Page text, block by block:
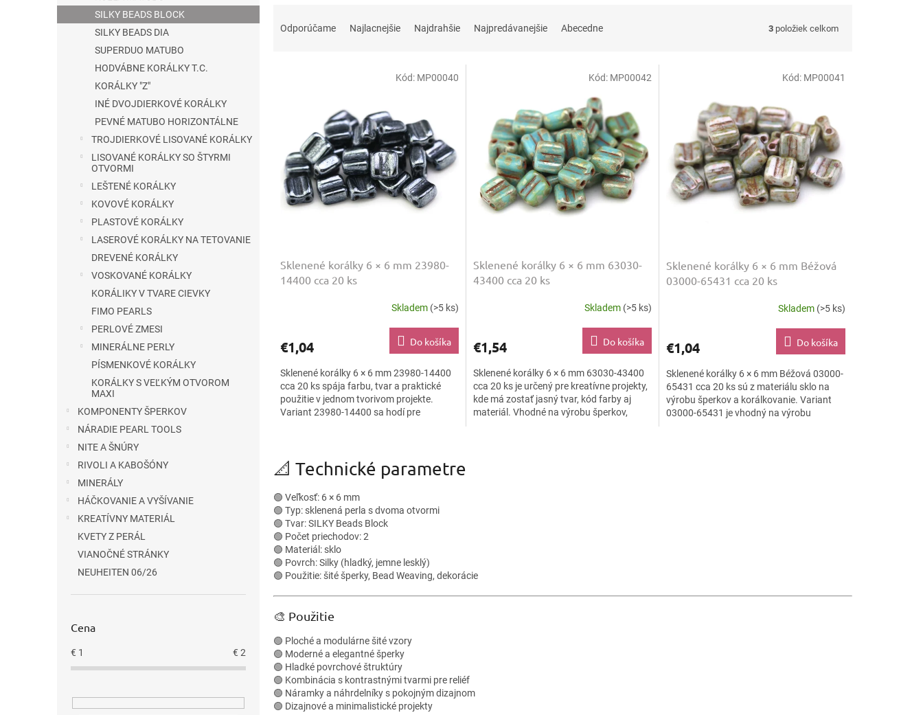
SILKY BEADS BLOCK
SILKY BEADS DIA
SUPERDUO MATUBO
HODVÁBNE KORÁLKY T.C.
KORÁLKY "Z"
INÉ DVOJDIERKOVÉ KORÁLKY
PEVNÉ MATUBO HORIZONTÁLNE
TROJDIERKOVÉ LISOVANÉ KORÁLKY
LISOVANÉ KORÁLKY SO ŠTYRMI
OTVORMI
LEŠTENÉ KORÁLKY
KOVOVÉ KORÁLKY
PLASTOVÉ KORÁLKY
LASEROVÉ KORÁLKY NA TETOVANIE
DREVENÉ KORÁLKY
VOSKOVANÉ KORÁLKY
KORÁLIKY V TVARE CIEVKY
FIMO PEARLS
PERLOVÉ ZMESI
MINERÁLNE PERLY
PÍSMENKOVÉ KORÁLKY
KORÁLKY S VEĽKÝM OTVOROM
MAXI
KOMPONENTY ŠPERKOV
NÁRADIE PEARL TOOLS
NITE A ŠNÚRY
RIVOLI A KABOŠÓNY
MINERÁLY
HÁČKOVANIE A VYŠÍVANIE
KREATÍVNY MATERIÁL
KVETY Z PERÁL
VIANOČNÉ STRÁNKY
NEUHEITEN 06/26
Cena
€ 1 € 2
Odporúčame Najlacnejšie Najdrahšie Najpredávanejšie Abecedne 3 položiek celkom
Sklenené korálky 6 × 6 mm 23980-
14400 cca 20 ks
Skladem (>5 ks)
€1,04 Do košíka
Sklenené korálky 6 × 6 mm 23980-14400
cca 20 ks spája farbu, tvar a praktické
použitie v jednom tvorivom projekte.
Variant 23980-14400 sa hodí pre
Kód: MP00040
Sklenené korálky 6 × 6 mm 63030-
43400 cca 20 ks
Skladem (>5 ks)
€1,54 Do košíka
Sklenené korálky 6 × 6 mm 63030-43400
cca 20 ks je určený pre kreatívne projekty,
kde má zostať jasný tvar, kód farby aj
materiál. Vhodné na výrobu šperkov,
Kód: MP00042
Sklenené korálky 6 × 6 mm Béžová
03000-65431 cca 20 ks
Skladem (>5 ks)
€1,04 Do košíka
Sklenené korálky 6 × 6 mm Béžová 03000-
65431 cca 20 ks sú z materiálu sklo na
výrobu šperkov a korálkovanie. Variant
03000-65431 je vhodný na výrobu
Kód: MP00041
📐 Technické parametre
🟢 Veľkosť: 6 × 6 mm
🟢 Typ: sklenená perla s dvoma otvormi
🟢 Tvar: SILKY Beads Block
🟢 Počet priechodov: 2
🟢 Materiál: sklo
🟢 Povrch: Silky (hladký, jemne lesklý)
🟢 Použitie: šité šperky, Bead Weaving, dekorácie
🎨 Použitie
🟢 Ploché a modulárne šité vzory
🟢 Moderné a elegantné šperky
🟢 Hladké povrchové štruktúry
🟢 Kombinácia s kontrastnými tvarmi pre reliéf
🟢 Náramky a náhrdelníky s pokojným dizajnom
🟢 Dizajnové a minimalistické projekty